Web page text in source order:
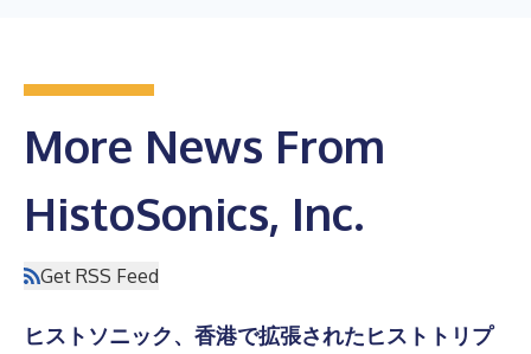
More News From
HistoSonics, Inc.
Get RSS Feed
ヒストソニック、香港で拡張されたヒストトリプ